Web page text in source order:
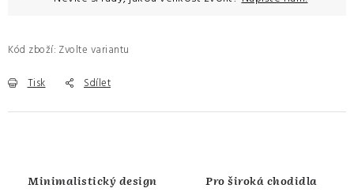
Kód zboží: Zvolte variantu
Tisk Sdílet
Minimalistický design Pro široká chodidla